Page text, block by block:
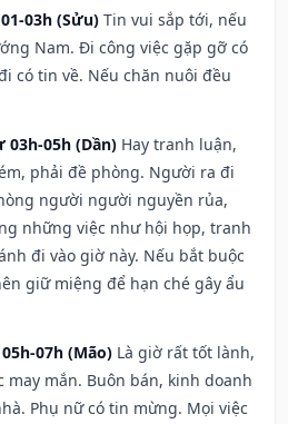
03h (Sửu) Tin vui sắp tới, nếu
Nam. Đi công việc gặp gỡ có
có tin về. Nếu chăn nuôi đều
03h-05h (Dần) Hay tranh luận,
phải đề phòng. Người ra đi
người người nguyền rủa,
những việc như hội họp, tranh
đi vào giờ này. Nếu bắt buộc
giữ miệng để hạn ché gây ẩu
07h (Mão) Là giờ rất tốt lành,
mắn. Buôn bán, kinh doanh
Phụ nữ có tin mừng. Mọi việc